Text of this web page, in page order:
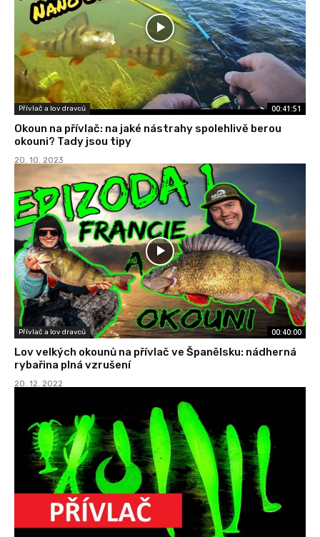
Přívlač a lov dravců 00:41:51
Okoun na přívlač: na jaké nástrahy spolehlivě berou
okouni? Tady jsou tipy
20. 10. 2023
Přívlač a lov dravců 00:40:00
Lov velkých okounů na přívlač ve Španělsku: nádherná
rybařina plná vzrušení
20. 12. 2022